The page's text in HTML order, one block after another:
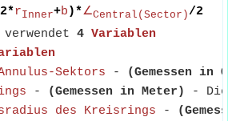
rInner+b )*∠Central(Sector)/2
4 Variablen
Sektors -
(Gemessen in
- (Gemessen in Meter)
- Die
des Kreisrings -